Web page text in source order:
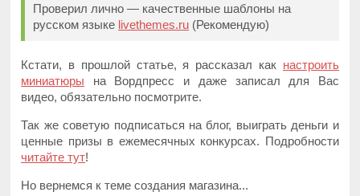
Проверил лично — качественные шаблоны на
русском языке livethemes.ru (Рекомендую)
Кстати, в прошлой статье, я рассказал как настроить
миниатюры на Вордпресс и даже записал для Вас
видео, обязательно посмотрите.
Так же советую подписаться на блог, выиграть деньги и
ценные призы в ежемесячных конкурсах. Подробности
читайте тут!
Но вернемся к теме создания магазина...